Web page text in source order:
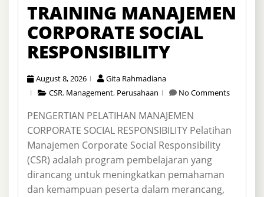
TRAINING MANAJEMEN
CORPORATE SOCIAL
RESPONSIBILITY
August 8, 2026
Gita Rahmadiana
CSR, Management, Perusahaan No Comments
PENGERTIAN PELATIHAN MANAJEMEN
CORPORATE SOCIAL RESPONSIBILITY Pelatihan
Manajemen Corporate Social Responsibility
(CSR) adalah program pembelajaran yang
dirancang untuk meningkatkan pemahaman
dan kemampuan peserta dalam merancang,